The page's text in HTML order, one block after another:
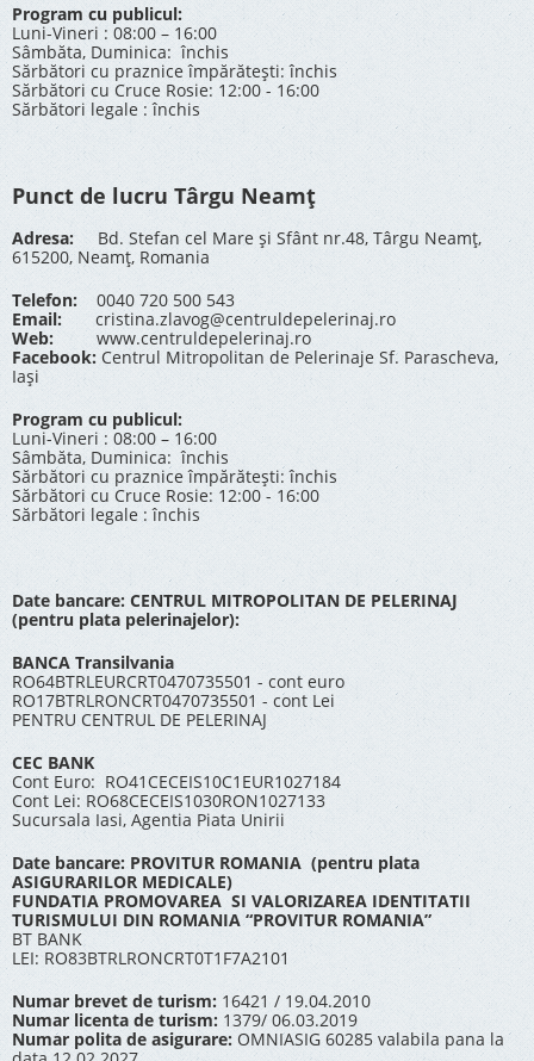
Program cu publicul:
Luni-Vineri : 08:00 – 16:00
Sâmbăta, Duminica: închis
Sărbători cu praznice împărătești: închis
Sărbători cu Cruce Rosie: 12:00 - 16:00
Sărbători legale : închis
Punct de lucru Târgu Neamț
Adresa: Bd. Stefan cel Mare și Sfânt nr.48, Târgu Neamț,
615200, Neamț, Romania
Telefon: 0040 720 500 543
Email:
cristina.zlavog@centruldepelerinaj.ro
Web:
www.centruldepelerinaj.ro
Facebook: Centrul Mitropolitan de Pelerinaje Sf. Parascheva,
Iași
Program cu publicul:
Luni-Vineri : 08:00 – 16:00
Sâmbăta, Duminica: închis
Sărbători cu praznice împărătești: închis
Sărbători cu Cruce Rosie: 12:00 - 16:00
Sărbători legale : închis
Date bancare: CENTRUL MITROPOLITAN DE PELERINAJ
(pentru plata pelerinajelor):
BANCA Transilvania
RO64BTRLEURCRT0470735501 - cont euro
RO17BTRLRONCRT0470735501 - cont Lei
PENTRU CENTRUL DE PELERINAJ
CEC BANK
Cont Euro: RO41CECEIS10C1EUR1027184
Cont Lei: RO68CECEIS1030RON1027133
Sucursala Iasi, Agentia Piata Unirii
Date bancare: PROVITUR ROMANIA (pentru plata
ASIGURARILOR MEDICALE)
FUNDATIA PROMOVAREA SI VALORIZAREA IDENTITATII
TURISMULUI DIN ROMANIA “PROVITUR ROMANIA”
BT BANK
LEI: RO83BTRLRONCRT0T1F7A2101
Numar brevet de turism: 16421 / 19.04.2010
Numar licenta de turism: 1379/ 06.03.2019
Numar polita de asigurare: OMNIASIG 60285 valabila pana la